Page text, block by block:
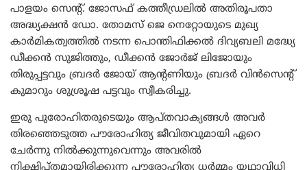
പാളയം സെന്റ്. ജോസഫ് കത്തീഡ്രലിൽ അതിരൂപതാ
അദ്ധ്യക്ഷൻ ഡോ. തോമസ് ജെ നെറ്റോയുടെ മുഖ്യ
കാർമികത്വത്തിൽ നടന്ന പൊന്തിഫിക്കൽ ദിവ്യബലി മദ്ധ്യേ
ഡീക്കൻ സുജിത്തും, ഡീക്കൻ ജോർജ് ലിജോയും
തിരുപ്പട്ടവും ബ്രദർ ജോയ് ആന്റണിയും ബ്രദർ വിൻസെന്റ്
കുമാറും ശുശ്രൂഷ പട്ടവും സ്വീകരിച്ചു.
ഇരു പുരോഹിതരുടെയും ആപ്തവാക്യങ്ങൾ അവർ
തിരഞ്ഞെടുത്ത പൗരോഹിത്യ ജീവിതവുമായി ഏറെ
ചേർന്നു നിൽക്കുന്നുവെന്നും അവരിൽ